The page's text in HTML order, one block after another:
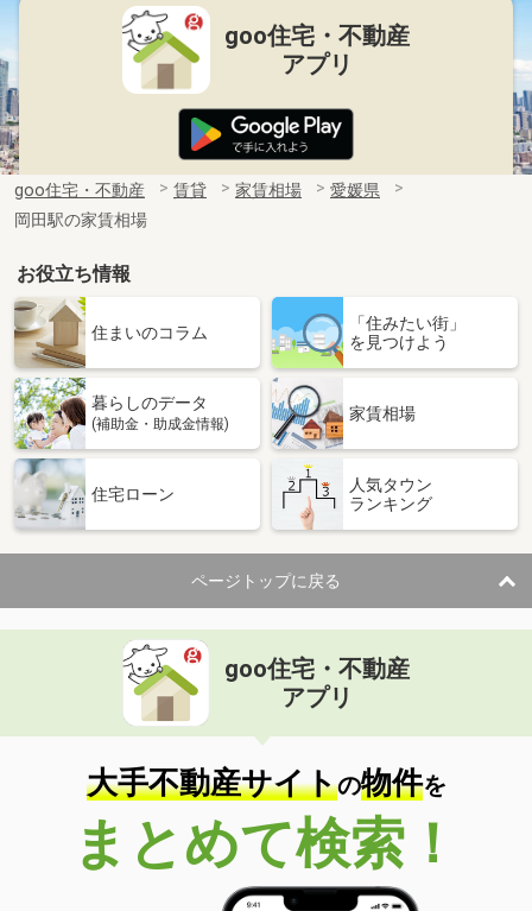
goo住宅・不動産
アプリ
goo住宅・不動産 賃貸 家賃相場
愛媛県
岡田駅の家賃相場
お役立ち情報
住まいのコラム
「住みたい街」
を見つけよう
暮らしのデータ
(補助金・助成金情報)
家賃相場
住宅ローン
人気タウン
ランキング
ページトップに戻る
goo住宅・不動産
アプリ
大手不動産サイトの物件を
まとめて検索！